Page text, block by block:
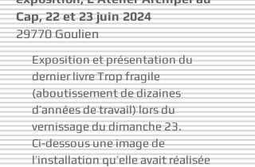
Cap, 22 et 23 juin 2024
29770 Goulien
Exposition etprésentation du
dernier livre Trop fragile
(aboutissement de dizaines
d’années de travail) lors du
vernissage du dimanche 23.
Ci-dessous une image de
l’installation qu’elle avait réalisée